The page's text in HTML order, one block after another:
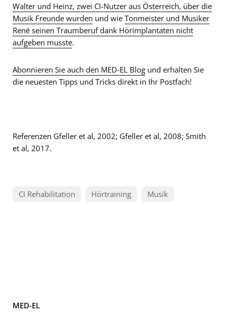
Walter und Heinz, zwei CI-Nutzer aus Österreich, über die
Musik Freunde wurden und wie Tonmeister und Musiker
René seinen Traumberuf dank Hörimplantaten nicht
aufgeben musste.
Abonnieren Sie auch den MED-EL Blog und erhalten Sie
die neuesten Tipps und Tricks direkt in Ihr Postfach!
Referenzen Gfeller et al, 2002; Gfeller et al, 2008; Smith
et al, 2017.
CI Rehabilitation Hörtraining Musik
MED-EL